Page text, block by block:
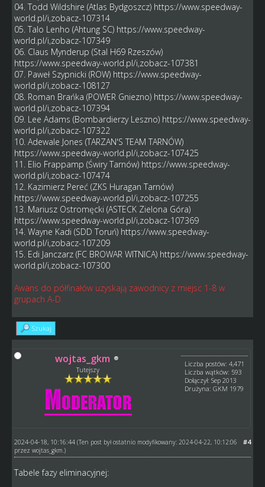
04. Todd Wildshire (Atlas Bydgoszcz) https://www.speedway-
world.pl/i,zobacz-107314
05. Talo Lenho (Ahtung SC) https://www.speedway-
world.pl/i,zobacz-107349
06. Claus Mynderup (Stal H69 Rzeszów)
https://www.speedway-world.pl/i,zobacz-107381
07. Paweł Szypnicki (ROW) https://www.speedway-
world.pl/i,zobacz-108127
08. Roman Brańka (POWER Gniezno) https://www.speedway-
world.pl/i,zobacz-107394
09. Lee Adams (Bombardierzy Leszno) https://www.speedway-
world.pl/i,zobacz-107322
10. Adewale Jones (TARZAN'S TEAM TARNÓW)
https://www.speedway-world.pl/i,zobacz-107425
11. Elio Frappamp (Świry Tarnów) https://www.speedway-
world.pl/i,zobacz-107474
12. Kazimierz Pereć (ZKS Huragan Tarnów)
https://www.speedway-world.pl/i,zobacz-107255
13. Mariusz Ostromęcki (ASTECK Zielona Góra)
https://www.speedway-world.pl/i,zobacz-107369
14. Wayne Kadi (SDD Toruń) https://www.speedway-
world.pl/i,zobacz-107209
15. Edi Janczarz (FC BROWAR WITNICA) https://www.speedway-
world.pl/i,zobacz-107300
Awans do półfinałów uzyskają zawodnicy z miejsc 1-8 w
grupach A-D
Szukaj
wojtas_gkm
Tutejszy
Liczba postów: 4,471
Liczba wątków: 593
Dołączył: Sep 2013
Drużyna: GKM 1979
#4
2024-04-18, 10:16:44 (Ten post był ostatnio modyfikowany: 2024-04-22, 10:12:06
przez wojtas_gkm .)
Tabele fazy eliminacyjnej: